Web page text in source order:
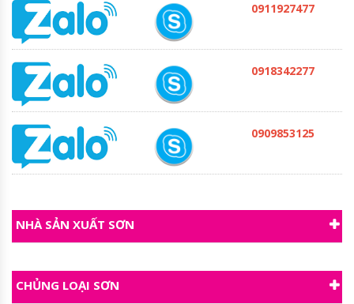
0911927477
0918342277
0909853125
NHÀ SẢN XUẤT SƠN
CHỦNG LOẠI SƠN